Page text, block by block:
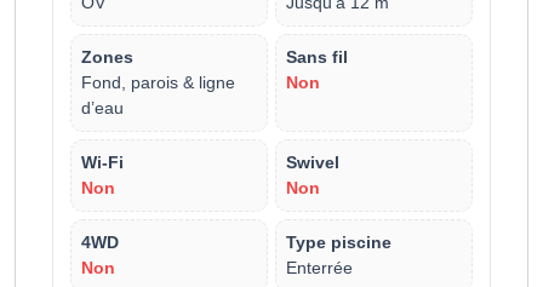
Zones
Fond, parois & ligne
d’eau
Sans fil
Non
Wi-Fi
Non
Swivel
Non
4WD
Non
Type piscine
Enterrée